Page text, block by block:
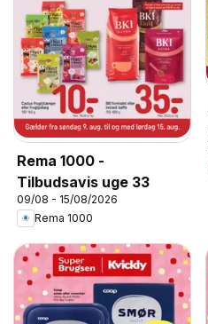
Rema 1000 -
Tilbudsavis uge 33
09/08 - 15/08/2026
Rema 1000